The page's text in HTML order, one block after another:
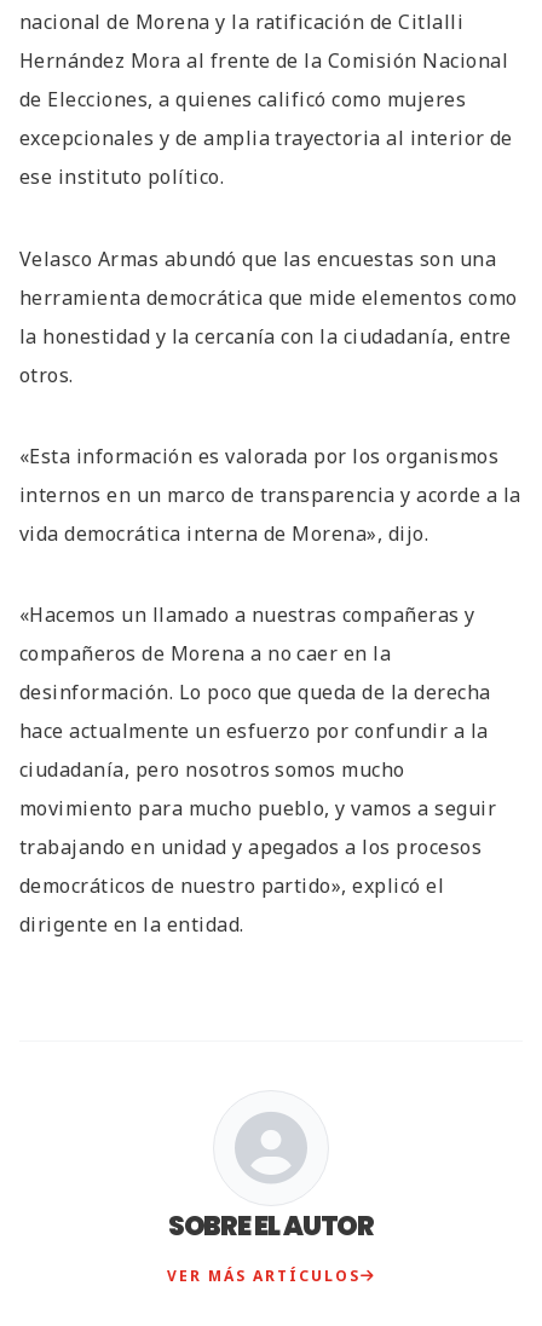
nacional de Morena y la ratificación de Citlalli
Hernández Mora al frente de la Comisión Nacional
de Elecciones, a quienes calificó como mujeres
excepcionales y de amplia trayectoria al interior de
ese instituto político.
Velasco Armas abundó que las encuestas son una
herramienta democrática que mide elementos como
la honestidad y la cercanía con la ciudadanía, entre
otros.
«Esta información es valorada por los organismos
internos en un marco de transparencia y acorde a la
vida democrática interna de Morena», dijo.
«Hacemos un llamado a nuestras compañeras y
compañeros de Morena a no caer en la
desinformación. Lo poco que queda de la derecha
hace actualmente un esfuerzo por confundir a la
ciudadanía, pero nosotros somos mucho
movimiento para mucho pueblo, y vamos a seguir
trabajando en unidad y apegados a los procesos
democráticos de nuestro partido», explicó el
dirigente en la entidad.
SOBRE EL AUTOR
VER MÁS ARTÍCULOS